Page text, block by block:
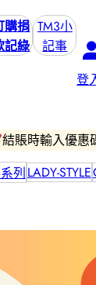
購捐
記綠
TM3小
記事
登
結賬時輸入優惠
列LADY-STYLE